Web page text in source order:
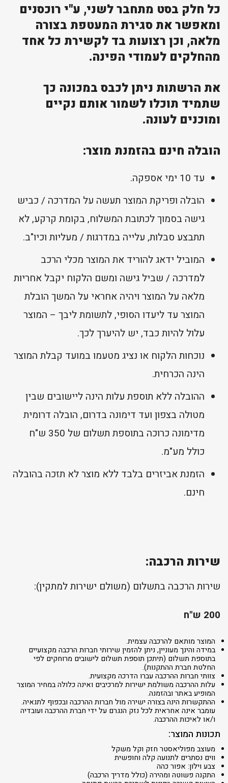
כל חלק בסט מתחבר לשני, ע"י רוכסנים
ומאפשר את סגירת המעטפת בצורה
מלאה, וכן רצועות בד לקשירת כל אחד
מהחלקים לעמודי הפינה.
את הרשתות ניתן לכבס במכונה כך
שתמיד תוכלו לשמור אותם נקיים
ומוכנים לעונה.
הובלה חינם בהזמנת מוצר:
עד 10 ימי אספקה.
הובלה ופריקת המוצר תעשה על המדרכה / כביש
גישה בסמוך לכתובת המשלוח, בקומת קרקע, לא
תתבצע סבלות, עלייה במדרגות / מעליות וכיו"ב.
המוביל ידאג להוריד את המוצר מכלי הרכב
למדרכה / שביל גישה ומשם הלקוח יקבל אחריות
מלאה על המוצר ויהיה אחראי על המשך הובלת
המוצר עד ליעדו הסופי, לתשומת ליבך – המוצר
עלול להיות כבד, יש להיערך לכך.
נוכחות הלקוח או נציג מטעמו במועד קבלת המוצר
הינה הכרחית.
ההובלה ללא תוספת עלות הינה ליישובים שבין
מטולה בצפון ועד דימונה בדרום, הובלה דרומית
מדימונה כרוכה בתוספת תשלום של 350 ש"ח
כולל מע"מ.
הזמנת אביזרים בלבד ללא מוצר לא תזכה בהובלה
חינם.
שירות הרכבה:
שירות הרכבה בתשלום (משולם ישירות למתקין):
200 ש"ח
המוצר מותאם להרכבה עצמית.
במידה והינך מעוניין, ניתן להזמין שירותי חברות הרכבה מקצועיים
בתוספת תשלום (תיתכן תוספת תשלום לישובים מרוחקים לפי
החלטת חברת ההתקנות).
צוותי חברות ההרכבה עברו הדרכה מקצועית.
עלות ההרכבה משולמת ישירות למרכיבים ואינה כלולה במחיר המוצר
המופיע באתר ובהזמנה.
ההתקשרות הינה בצורה ישירה מול חברות ההרכבה ובכפוף לתנאיה.
עומבר אינה אחראית לכל נזק הנגרם על ידי חברת ההרכבה ועובדיה
ו/או לאיכות ההרכבה.
תכונות המוצר:
מעוצב מפוליאסטר חזק וקל משקל
ווים נסתרים לתנועה קלה וחופשית
צבע וילון: אפור כהה
התקנה פשוטה ומהירה (כולל מדריך הרכבה)